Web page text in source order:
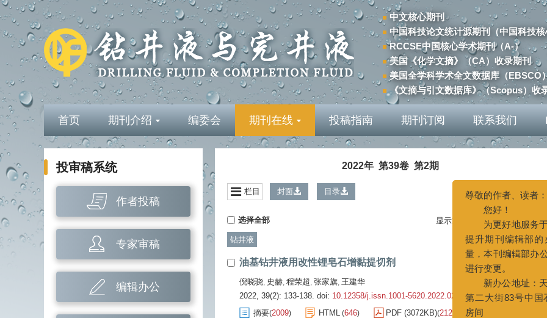
中文核心期刊
中国科技论文统计源期刊（中国科技
RCCSE中国核心学术期刊（A-）
美国《化学文摘》（CA）收录期刊
美国全学科学术全文数据库（EBSCO
《文摘与引文数据库》（Scopus）收
首页 期刊介绍 编委会 期刊在线 投稿指南 期刊订阅 联系我们
投审稿系统
作者投稿
专家审稿
编辑办公
2022年 第39卷 第2期
栏目 封面 目录 上一期 |下一期
选择全部 显示方式:
钻井液
油基钻井液用改性锂皂石增黏提切剂
倪晓骁, 史赫, 程荣超, 张家旗, 王建华
2022, 39(2): 133-138. doi: 10.12358/j.issn.1001-5620.2022.02.001
摘要(2009) HTML (646) PDF (3072KB)(212
尊敬的作者
您好！
为更好
提升期刊编
量，本刊编